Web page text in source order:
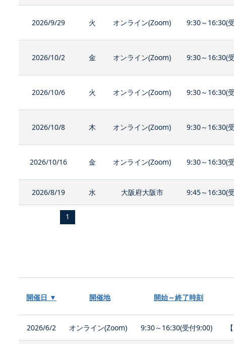
2026/9/29 火 オンライン(Zoom) 9:30～16:30(
2026/10/2 金 オンライン(Zoom) 9:30～16:30(
2026/10/6 火 オンライン(Zoom) 9:30～16:30(
2026/10/8 木 オンライン(Zoom) 9:30～16:30(
2026/10/16 金 オンライン(Zoom) 9:30～16:30(
2026/8/19 水 大阪府大阪市 9:45～16:30(
1
開催日 ▼ 開催地 開始～終了時刻
2026/6/2 オンライン(Zoom) 9:30～16:30(受付9:00)